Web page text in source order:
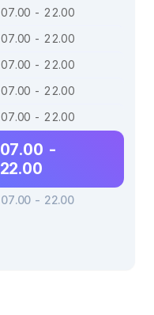
07.00 - 22.00
07.00 - 22.00
07.00 - 22.00
07.00 - 22.00
07.00 - 22.00
07.00 -
22.00
07.00 - 22.00